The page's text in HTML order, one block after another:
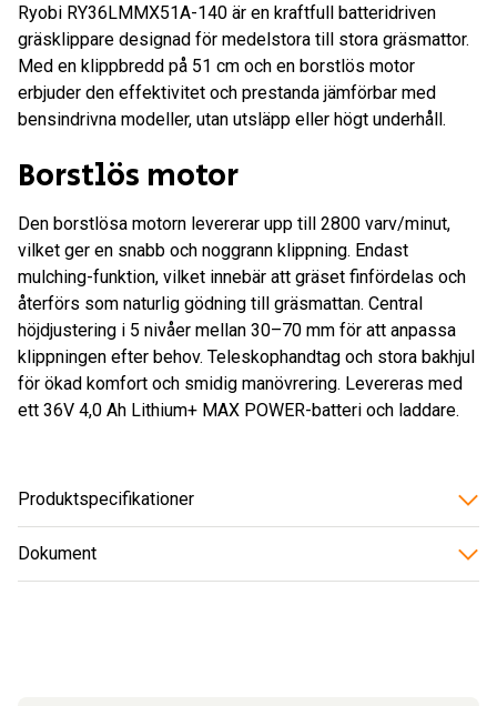
Ryobi RY36LMMX51A-140 är en kraftfull batteridriven
gräsklippare designad för medelstora till stora gräsmattor.
Med en klippbredd på 51 cm och en borstlös motor
erbjuder den effektivitet och prestanda jämförbar med
bensindrivna modeller, utan utsläpp eller högt underhåll.
Borstlös motor
Den borstlösa motorn levererar upp till 2800 varv/minut,
vilket ger en snabb och noggrann klippning. Endast
mulching-funktion, vilket innebär att gräset finfördelas och
återförs som naturlig gödning till gräsmattan. Central
höjdjustering i 5 nivåer mellan 30–70 mm för att anpassa
klippningen efter behov. Teleskophandtag och stora bakhjul
för ökad komfort och smidig manövrering. Levereras med
ett 36V 4,0 Ah Lithium+ MAX POWER-batteri och laddare.
Produktspecifikationer
Dokument